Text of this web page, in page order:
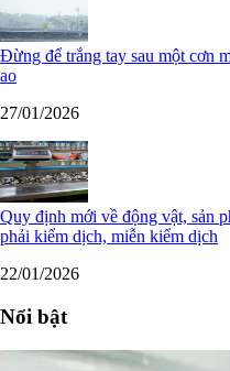
Đừng để trắng tay sau một cơn
ao
27/01/2026
Quy định mới về động vật, sản
phải kiểm dịch, miễn kiểm dịch
22/01/2026
Nổi bật